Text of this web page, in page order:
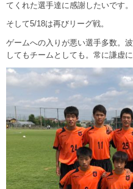
てくれた選手達に感謝したいです。
そして5/18は再びリーグ戦。
ゲームへの入りが悪い選手多数。
してもチームとしても。常に謙虚